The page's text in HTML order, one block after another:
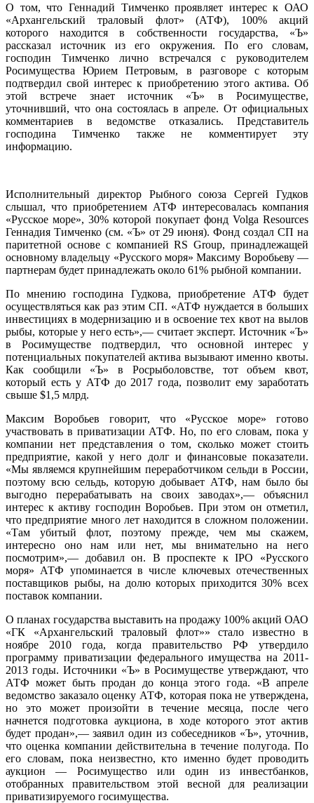
О том, что Геннадий Тимченко проявляет интерес к ОАО
«Архангельский траловый флот» (АТФ), 100% акций
которого находится в собственности государства, «Ъ»
рассказал источник из его окружения. По его словам,
господин Тимченко лично встречался с руководителем
Росимущества Юрием Петровым, в разговоре с которым
подтвердил свой интерес к приобретению этого актива. Об
этой встрече знает источник «Ъ» в Росимуществе,
уточнивший, что она состоялась в апреле. От официальных
комментариев в ведомстве отказались. Представитель
господина Тимченко также не комментирует эту
информацию.
Исполнительный директор Рыбного союза Сергей Гудков
слышал, что приобретением АТФ интересовалась компания
«Русское море», 30% которой покупает фонд Volga Resources
Геннадия Тимченко (см. «Ъ» от 29 июня). Фонд создал СП на
паритетной основе с компанией RS Group, принадлежащей
основному владельцу «Русского моря» Максиму Воробьеву —
партнерам будет принадлежать около 61% рыбной компании.
По мнению господина Гудкова, приобретение АТФ будет
осуществляться как раз этим СП. «АТФ нуждается в больших
инвестициях в модернизацию и в освоение тех квот на вылов
рыбы, которые у него есть»,— считает эксперт. Источник «Ъ»
в Росимуществе подтвердил, что основной интерес у
потенциальных покупателей актива вызывают именно квоты.
Как сообщили «Ъ» в Росрыболовстве, тот объем квот,
который есть у АТФ до 2017 года, позволит ему заработать
свыше $1,5 млрд.
Максим Воробьев говорит, что «Русское море» готово
участвовать в приватизации АТФ. Но, по его словам, пока у
компании нет представления о том, сколько может стоить
предприятие, какой у него долг и финансовые показатели.
«Мы являемся крупнейшим переработчиком сельди в России,
поэтому всю сельдь, которую добывает АТФ, нам было бы
выгодно перерабатывать на своих заводах»,— объяснил
интерес к активу господин Воробьев. При этом он отметил,
что предприятие много лет находится в сложном положении.
«Там убитый флот, поэтому прежде, чем мы скажем,
интересно оно нам или нет, мы внимательно на него
посмотрим»,— добавил он. В проспекте к IPO «Русского
моря» АТФ упоминается в числе ключевых отечественных
поставщиков рыбы, на долю которых приходится 30% всех
поставок компании.
О планах государства выставить на продажу 100% акций ОАО
«ГК «Архангельский траловый флот»» стало известно в
ноябре 2010 года, когда правительство РФ утвердило
программу приватизации федерального имущества на 2011-
2013 годы. Источники «Ъ» в Росимуществе утверждают, что
АТФ может быть продан до конца этого года. «В апреле
ведомство заказало оценку АТФ, которая пока не утверждена,
но это может произойти в течение месяца, после чего
начнется подготовка аукциона, в ходе которого этот актив
будет продан»,— заявил один из собеседников «Ъ», уточнив,
что оценка компании действительна в течение полугода. По
его словам, пока неизвестно, кто именно будет проводить
аукцион — Росимущество или один из инвестбанков,
отобранных правительством этой весной для реализации
приватизируемого госимущества.